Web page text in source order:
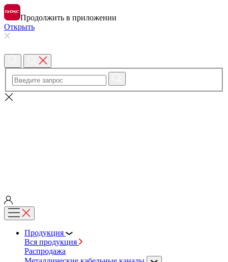
Продолжить в приложении
Открыть
Продукция
Вся продукция
Распродажа